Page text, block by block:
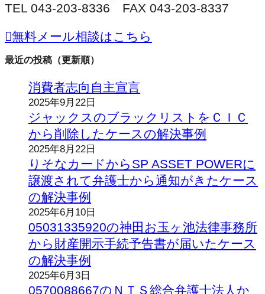
TEL 043-203-8336 FAX 043-203-8337
無料メール相談はこちら
最近の投稿（更新順）
消費者志向自主宣言
2025年9月22日
ジャックスのブラックリストをＣＩＣ
から削除したケースの解決事例
2025年8月22日
りそなカードからSP ASSET POWERに
譲渡されて弁護士から通知がきたケース
の解決事例
2025年6月10日
05031335920の神田お玉ヶ池法律事務所
から財産開示手続予告書が届いたケース
の解決事例
2025年6月3日
0570088667のＮＴＳ総合弁護士法人か